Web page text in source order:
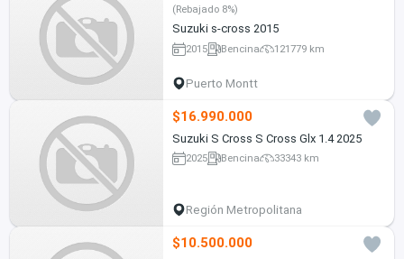
(Rebajado 8%)
Suzuki s-cross 2015
2015 Bencina 121779 km
Puerto Montt
$16.990.000
Suzuki S Cross S Cross Glx 1.4 2025
2025 Bencina 33343 km
Región Metropolitana
$10.500.000